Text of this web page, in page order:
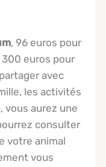
, 96 euros pour
300 euros pour
avec
les activités
vous aurez une
consulter
votre animal
vous